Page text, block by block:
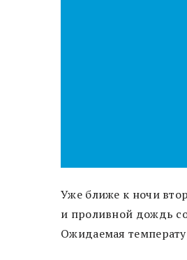
Уже ближе к ночи
и проливной дождь
Ожидаемая